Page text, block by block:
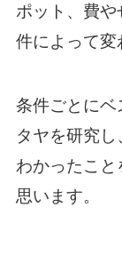
ポット、費
件によって変
条件ごとにベ
タヤを研究
わかったこと
思います。